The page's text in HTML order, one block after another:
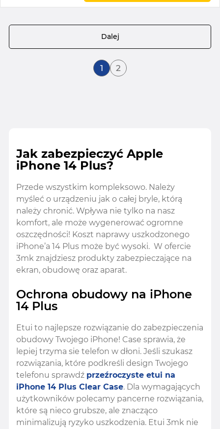
Aktualnie czytasz stronę
1 Strona
2
Dalej
Jak zabezpieczyć Apple
iPhone 14 Plus?
Przede wszystkim kompleksowo. Należy
myśleć o urządzeniu jak o całej bryle, którą
należy chronić. Wpływa nie tylko na nasz
komfort, ale może wygenerować ogromne
oszczędności! Koszt naprawy uszkodzonego
iPhone’a 14 Plus może być wysoki. W ofercie
3mk znajdziesz produkty zabezpieczające na
ekran, obudowę oraz aparat.
Ochrona obudowy na iPhone
14 Plus
Etui to najlepsze rozwiązanie do zabezpieczenia
obudowy Twojego iPhone! Case sprawia, że
lepiej trzyma sie telefon w dłoni. Jeśli szukasz
rozwiązania, które podkreśli design Twojego
telefonu sprawdź przeźroczyste etui na
iPhone 14 Plus Clear Case. Dla wymagających
użytkowników polecamy pancerne rozwiązania,
które są nieco grubsze, ale znacząco
minimalizują ryzyko uszkodzenia. Etui 3mk nie